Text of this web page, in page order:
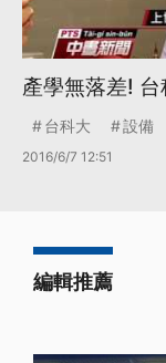
產學無落差!
台科大 設備
2016/6/7 12:51
編輯推薦